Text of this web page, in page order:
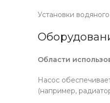
Установки
Области
Насос
(например,